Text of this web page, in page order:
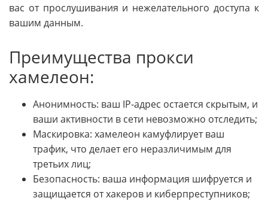
вас от прослушивания и нежелательного доступа к
вашим данным.
Преимущества прокси
хамелеон:
Анонимность: ваш IP-адрес остается скрытым, и
ваши активности в сети невозможно отследить;
Маскировка: хамелеон камуфлирует ваш
трафик, что делает его неразличимым для
третьих лиц;
Безопасность: ваша информация шифруется и
защищается от хакеров и киберпреступников;